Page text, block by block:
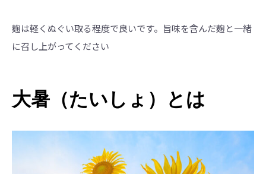
麹は軽くぬぐい取る程度で良いです。旨味を含んだ麹と一緒
に召し上がってください
大暑（たいしょ）とは